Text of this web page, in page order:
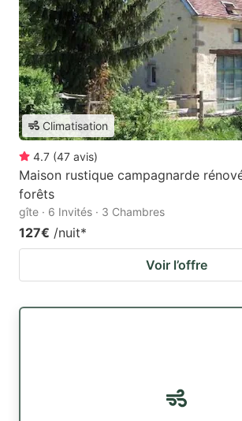
Climatisation
4.7 (47 avis)
Maison rustique campagnarde
forêts
gîte · 6 Invités · 3 Chambres
127€ /nuit*
Voir l’offre